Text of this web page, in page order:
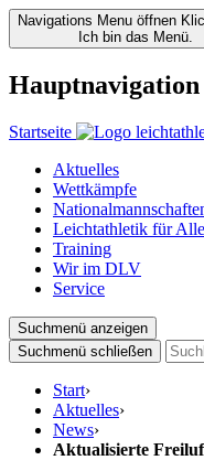
Navigations Menu öffnen
Ich bin das Menü.
Hauptnavigation
Startseite
Aktuelles
Wettkämpfe
Leichtathletik für Alle
Training
Wir im DLV
Service
Suchmenü anzeigen
Suchmenü schließen
Start›
Aktuelles›
News›
Aktualisierte